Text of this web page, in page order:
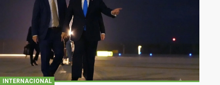
INTERNACIONAL